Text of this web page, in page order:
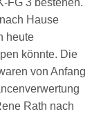
FG 3 bestehen.
Hause
heute
könnte. Die
von Anfang
Rath nach